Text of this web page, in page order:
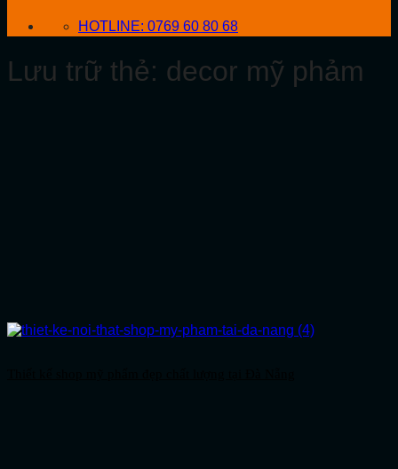
HOTLINE: 0769 60 80 68
Lưu trữ thẻ: decor mỹ phảm